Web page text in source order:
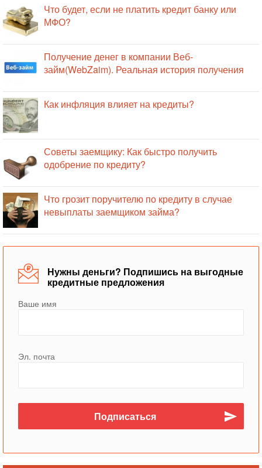
Что будет, если не платить кредит банку или
МФО?
Получение денег в компании Веб-
займ(WebZaim). Реальная история получения
Как инфляция влияет на кредиты?
Советы заемщику: Как быстро получить
одобрение по кредиту?
Что грозит поручителю по кредиту в случае
невыплаты заемщиком займа?
Нужны деньги? Подпишись на выгодные
кредитные предложения
Ваше имя
Эл. почта